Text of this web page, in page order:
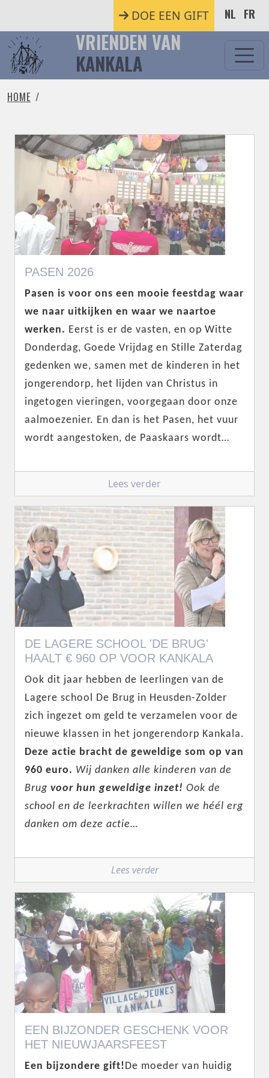
DOE EEN GIFT NL FR
VRIENDEN VAN
KANKALA
HOME
PASEN 2026
Pasen is voor ons een mooie feestdag waar
we naar uitkijken en waar we naartoe
werken. Eerst is er de vasten, en op Witte
Donderdag, Goede Vrijdag en Stille Zaterdag
gedenken we, samen met de kinderen in het
jongerendorp, het lijden van Christus in
ingetogen vieringen, voorgegaan door onze
aalmoezenier. En dan is het Pasen, het vuur
wordt aangestoken, de Paaskaars wordt…
Lees verder
DE LAGERE SCHOOL 'DE BRUG'
HAALT € 960 OP VOOR KANKALA
Ook dit jaar hebben de leerlingen van de
Lagere school De Brug in Heusden-Zolder
zich ingezet om geld te verzamelen voor de
nieuwe klassen in het jongerendorp Kankala.
Deze actie bracht de geweldige som op van
960 euro. Wij danken alle kinderen van de
Brug voor hun geweldige inzet! Ook de
school en de leerkrachten willen we héél erg
danken om deze actie…
Lees verder
EEN BIJZONDER GESCHENK VOOR
HET NIEUWJAARSFEEST
Een bijzondere gift! De moeder van huidig